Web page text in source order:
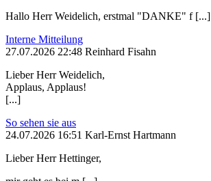
Hallo Herr Weidelich, erstmal "DANKE" f [...]
Interne Mitteilung
27.07.2026 22:48 Reinhard Fisahn
Lieber Herr Weidelich,
Applaus, Applaus!
[...]
So sehen sie aus
24.07.2026 16:51 Karl-Ernst Hartmann
Lieber Herr Hettinger,